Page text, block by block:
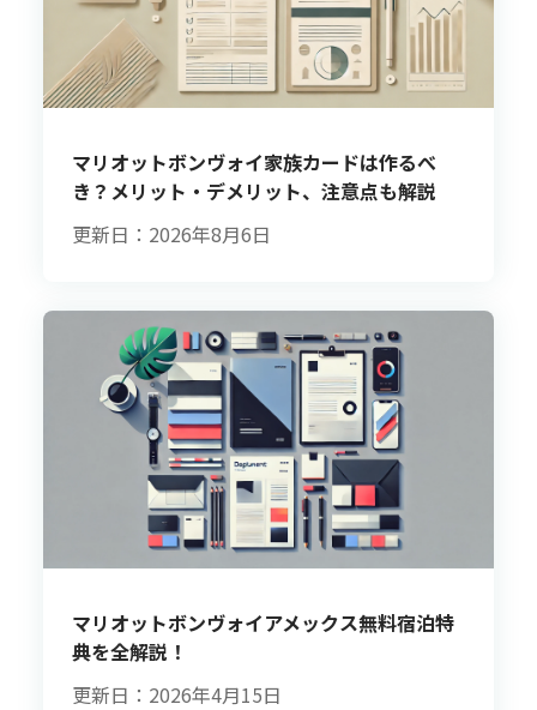
マリオットボンヴォイ家族カードは作るべ
き？メリット・デメリット、注意点も解説
更新日：2026年8月6日
マリオットボンヴォイアメックス無料宿泊特
典を全解説！
更新日：2026年4月15日